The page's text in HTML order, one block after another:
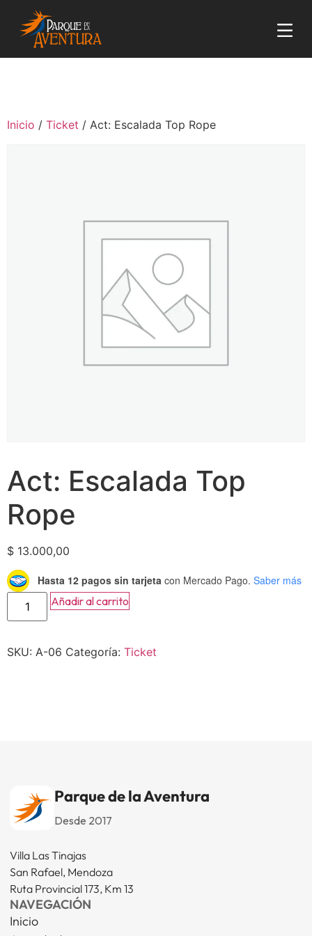
Inicio / Ticket / Act: Escalada Top Rope
Act: Escalada Top
Rope
$ 13.000,00
Hasta 12 pagos sin tarjeta con Mercado Pago. Saber más
Añadir al carrito
SKU: A-06 Categoría: Ticket
Parque de la Aventura
Desde 2017
Villa Las Tinajas
San Rafael, Mendoza
Ruta Provincial 173, Km 13
NAVEGACIÓN
Inicio